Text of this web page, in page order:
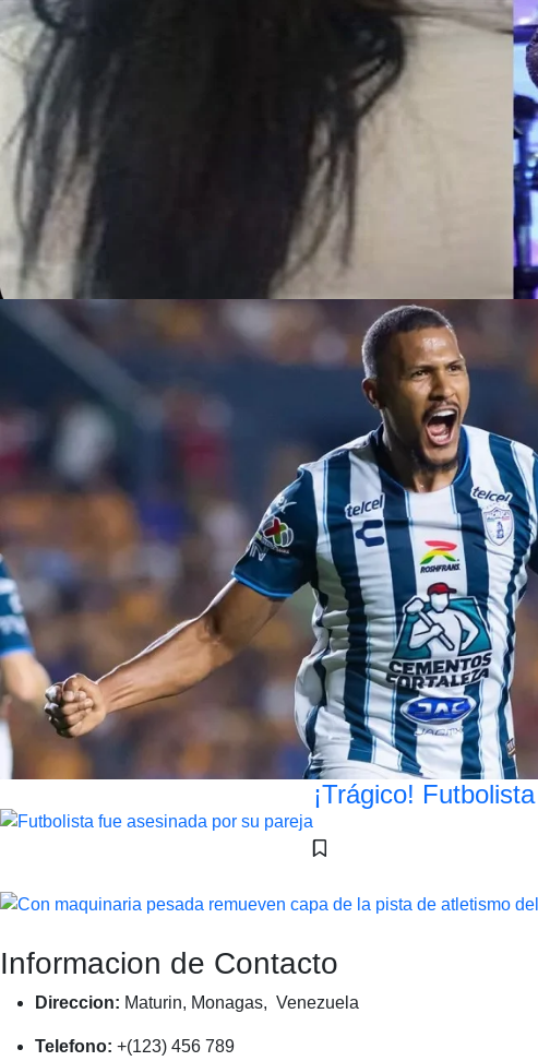
¡Trágico!
Informacion de Contacto
Direccion: Maturin, Monagas, Venezuela
Telefono: +(123) 456 789